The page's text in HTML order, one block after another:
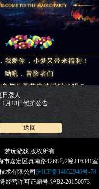
我爱你，小梦又带来福利！
哟吼，冒险者们
与万圣节魔法派对了吗？
正式开启派对之前
别定制了一波惊喜大礼
给大家，快来一起看看叭 ！
日袭人
月18日维护公告
返回
梦玩游戏 版权所有
市嘉定区真南路4268号2幢JT6341室
术有限公司沪ICP备14052946号-78
经营许可证编号:沪B2-20150073